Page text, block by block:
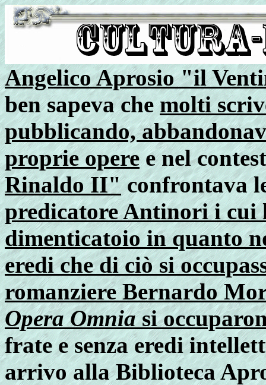
Angelico Aprosio "il
ben sapeva chemolti
pubblicando,
proprie operee nel
Rinaldo II"confrontava
predicatore Antinori i cui
dimenticatoio in quanto
eredi che di ciò si
romanziere Bernardo
Opera Omniasi
frate e senza eredi
arrivo alla Biblioteca